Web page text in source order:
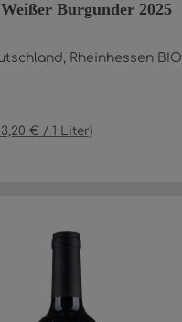
Burgunder 2025
Rheinhessen BIO
€ / 1 Liter)